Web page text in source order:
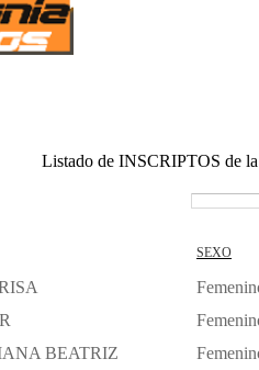
Listado de INSCRIPTOS de
SEXO
BEATRIZ